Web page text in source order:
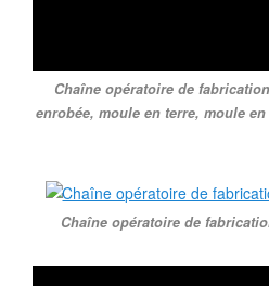
Chaîne opératoire de
enrobée, moule en terre, moule
Chaîne opératoire de